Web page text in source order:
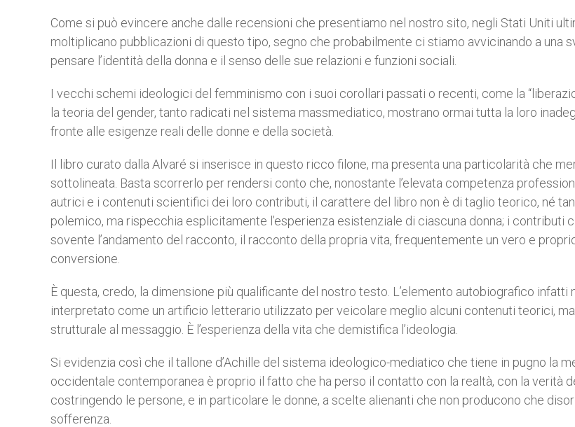
Come si può evincere anche dalle recensioni che presentiamo nel nostro sito, negli Stati Uniti
moltiplicano pubblicazioni di questo tipo, segno che probabilmente ci stiamo avvicinando a una
pensare l’identità della donna e il senso delle sue relazioni e funzioni sociali.
I vecchi schemi ideologici del femminismo con i suoi corollari passati o recenti, come la
la teoria del gender, tanto radicati nel sistema massmediatico, mostrano ormai tutta la loro
fronte alle esigenze reali delle donne e della società.
Il libro curato dalla Alvaré si inserisce in questo ricco filone, ma presenta una particolarità che
sottolineata. Basta scorrerlo per rendersi conto che, nonostante l’elevata competenza
autrici e i contenuti scientifici dei loro contributi, il carattere del libro non è di taglio teorico, né
polemico, ma rispecchia esplicitamente l’esperienza esistenziale di ciascuna donna; i contributi
sovente l’andamento del racconto, il racconto della propria vita, frequentemente un vero e
conversione.
È questa, credo, la dimensione più qualificante del nostro testo. L’elemento autobiografico infatti
interpretato come un artificio letterario utilizzato per veicolare meglio alcuni contenuti teorici,
strutturale al messaggio. È l’esperienza della vita che demistifica l’ideologia.
Si evidenzia così che il tallone d’Achille del sistema ideologico-mediatico che tiene in pugno la
occidentale contemporanea è proprio il fatto che ha perso il contatto con la realtà, con la verità
costringendo le persone, e in particolare le donne, a scelte alienanti che non producono che
sofferenza.